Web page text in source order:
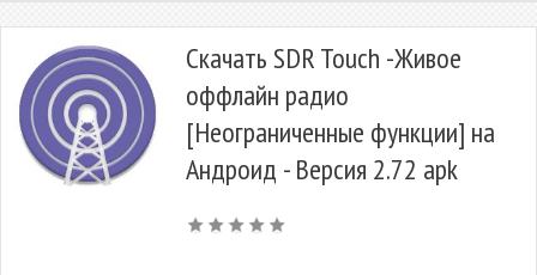
Скачать SDR Touch -Живое
оффлайн радио
[Неограниченные функции] на
Андроид - Версия 2.72 apk